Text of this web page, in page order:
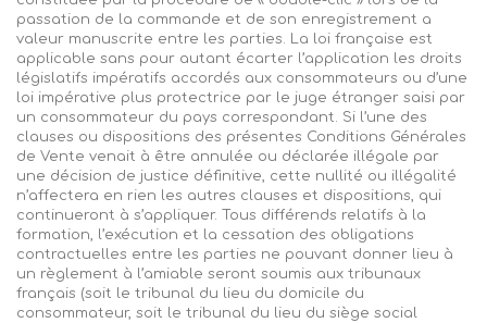
passation de la commande et de son enregistrement a
valeur manuscrite entre les parties. La loi française est
applicable sans pour autant écarter l’application les droits
législatifs impératifs accordés aux consommateurs ou d’une
loi impérative plus protectrice par le juge étranger saisi par
un consommateur du pays correspondant. Si l’une des
clauses ou dispositions des présentes Conditions Générales
de Vente venait à être annulée ou déclarée illégale par
une décision de justice définitive, cette nullité ou illégalité
n’affectera en rien les autres clauses et dispositions, qui
continueront à s’appliquer. Tous différends relatifs à la
formation, l’exécution et la cessation des obligations
contractuelles entre les parties ne pouvant donner lieu à
un règlement à l’amiable seront soumis aux tribunaux
français (soit le tribunal du lieu du domicile du
consommateur, soit le tribunal du lieu du siège social